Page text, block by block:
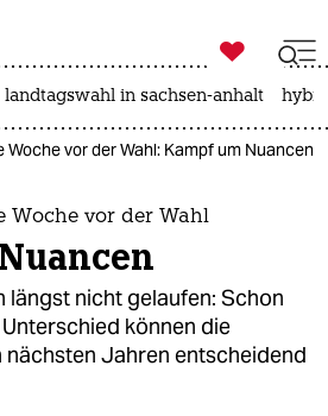
taz zahl ich
zahl ich

taz zahl ich
landtagswahl in sachsen-anhalt
Woche vor der Wahl: Kampf um Nuancen
Woche vor der Wahl
längst nicht gelaufen: Schon
können die
nächsten Jahren entscheidend